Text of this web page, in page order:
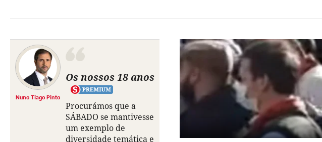
Nuno Tiago Pinto
Os nossos 18 anos
Procurámos que a
SÁBADO se mantivesse
um exemplo de
diversidade temática e